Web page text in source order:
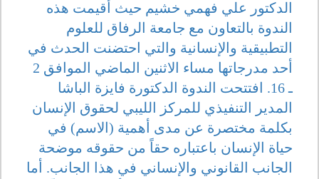
الدكتور علي فهمي خشيم حيث أقيمت هذه
الندوة بالتعاون مع جامعة الرفاق للعلوم
التطبيقية والإنسانية والتي احتضنت الحدث في
أحد مدرجاتها مساء الاثنين الماضي الموافق 2
ـ 16. افتتحت الندوة الدكتورة فايزة الباشا
المدير التنفيذي للمركز الليبي لحقوق الإنسان
بكلمة مختصرة عن مدى أهمية (الاسم) في
حياة الإنسان باعتباره حقاً من حقوقه موضحة
الجانب القانوني والإنساني في هذا الجانب. أما